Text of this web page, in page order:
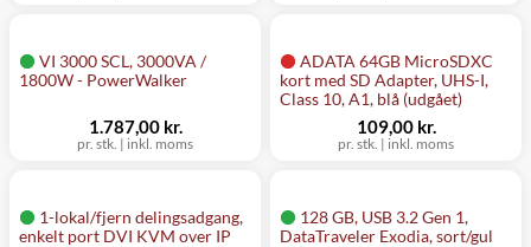
VI 3000 SCL, 3000VA /
1800W - PowerWalker
pr. stk. | inkl. moms
1.787,00 kr.
ADATA 64GB MicroSDXC
kort med SD Adapter, UHS-I,
Class 10, A1, blå (udgået)
pr. stk. | inkl. moms
109,00 kr.
1-lokal/fjern delingsadgang,
enkelt port DVI KVM over IP
128 GB, USB 3.2 Gen 1,
DataTraveler Exodia, sort/gul